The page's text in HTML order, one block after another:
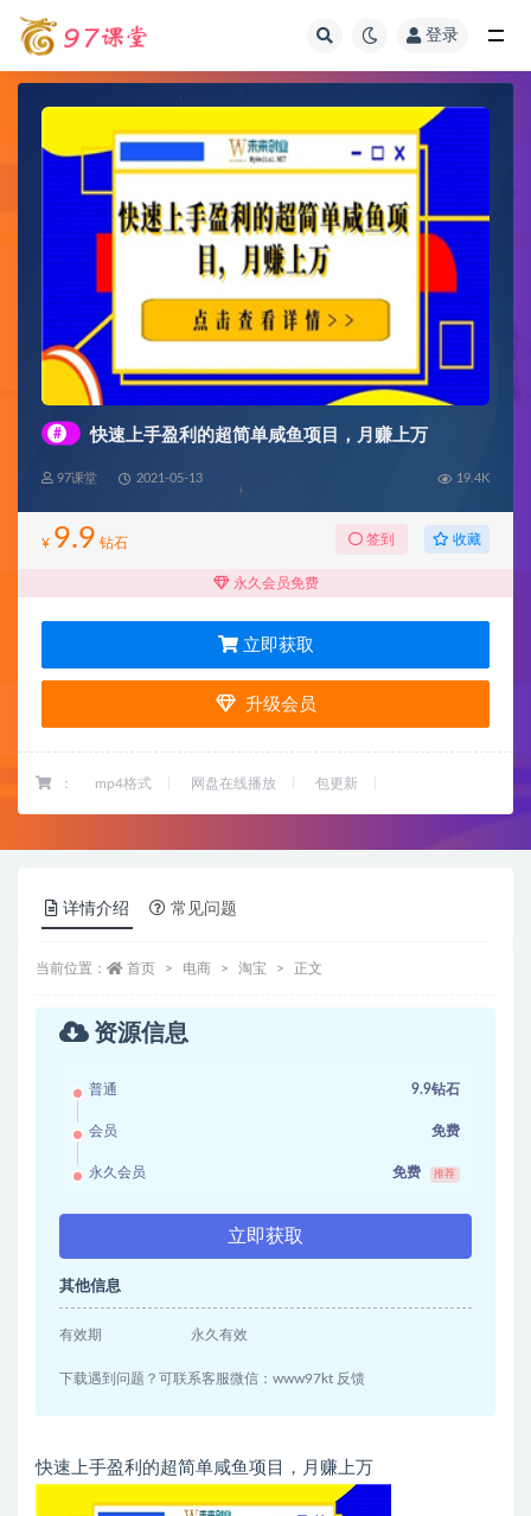
登录
# 快速上手盈利的超简单咸鱼项目，月赚上万
97课堂 2021-05-13 19.4K
¥ 9.9 钻石 签到 收藏
永久会员免费
立即获取
升级会员
： mp4格式 网盘在线播放 包更新
详情介绍 常见问题
当前位置： 首页 电商 淘宝 正文
资源信息
普通 9.9钻石
会员 免费
永久会员 免费 推荐
立即获取
其他信息
有效期 永久有效
下载遇到问题？可联系客服微信：www97kt 反馈
快速上手盈利的超简单咸鱼项目，月赚上万